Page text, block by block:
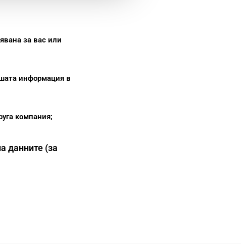
за вас или
информация в
компания;
данните (за